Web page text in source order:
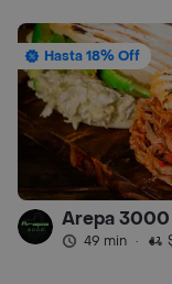
Hasta 18% Off
Arepa 3000
49 min ·